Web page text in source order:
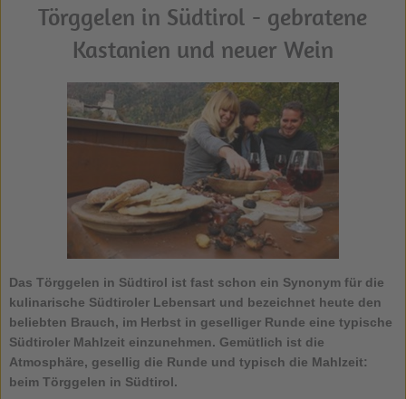
Törggelen in Südtirol - gebratene
Kastanien und neuer Wein
Das Törggelen in Südtirol ist fast schon ein Synonym für die
kulinarische Südtiroler Lebensart und bezeichnet heute den
beliebten Brauch, im Herbst in geselliger Runde eine typische
Südtiroler Mahlzeit einzunehmen. Gemütlich ist die
Atmosphäre, gesellig die Runde und typisch die Mahlzeit:
beim Törggelen in Südtirol.